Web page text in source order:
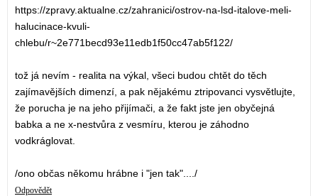
https://zpravy.aktualne.cz/zahranici/ostrov-na-lsd-italove-meli-
halucinace-kvuli-
chlebu/r~2e771becd93e11edb1f50cc47ab5f122/
tož já nevím - realita na výkal, všeci budou chtět do těch
zajímavějších dimenzí, a pak nějakému ztripovanci vysvětlujte,
že porucha je na jeho přijímači, a že fakt jste jen obyčejná
babka a ne x-nestvůra z vesmíru, kterou je záhodno
vodkráglovat.
/ono občas někomu hrábne i "jen tak"..../
Odpovědět